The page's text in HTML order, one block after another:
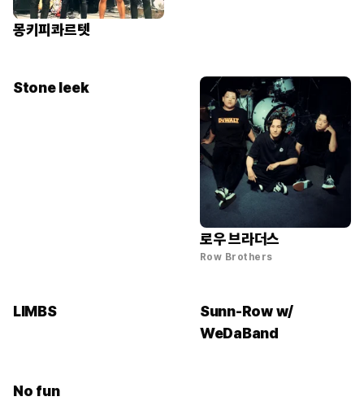
몽키피콰르텟
Stone leek
로우 브라더스
Row Brothers
LIMBS
Sunn-Row w/
WeDaBand
No fun